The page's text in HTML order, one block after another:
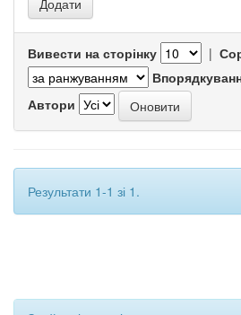
Вивести на сторінку |
Автори
Результати 1-1 зі 1.